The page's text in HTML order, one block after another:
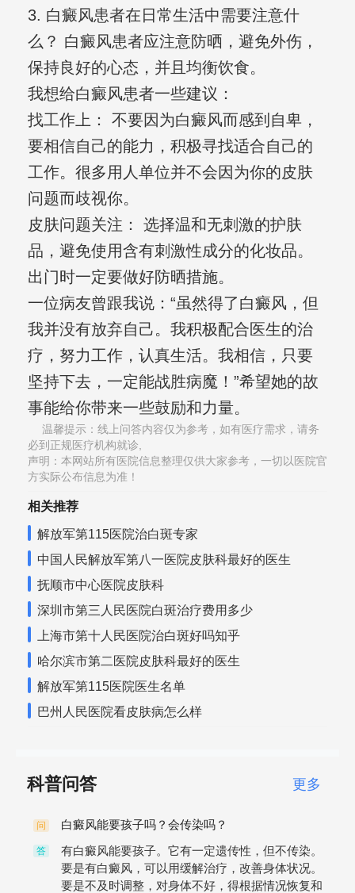
3. 白癜风患者在日常生活中需要注意什
么？ 白癜风患者应注意防晒，避免外伤，
保持良好的心态，并且均衡饮食。
我想给白癜风患者一些建议：
找工作上： 不要因为白癜风而感到自卑，
要相信自己的能力，积极寻找适合自己的
工作。很多用人单位并不会因为你的皮肤
问题而歧视你。
皮肤问题关注： 选择温和无刺激的护肤
品，避免使用含有刺激性成分的化妆品。
出门时一定要做好防晒措施。
一位病友曾跟我说：“虽然得了白癜风，但
我并没有放弃自己。我积极配合医生的治
疗，努力工作，认真生活。我相信，只要
坚持下去，一定能战胜病魔！”希望她的故
事能给你带来一些鼓励和力量。
温馨提示：线上问答内容仅为参考，如有医疗需求，请务
必到正规医疗机构就诊,
声明：本网站所有医院信息整理仅供大家参考，一切以医院官
方实际公布信息为准！
相关推荐
解放军第115医院治白斑专家
中国人民解放军第八一医院皮肤科最好的医生
抚顺市中心医院皮肤科
深圳市第三人民医院白斑治疗费用多少
上海市第十人民医院治白斑好吗知乎
哈尔滨市第二医院皮肤科最好的医生
解放军第115医院医生名单
巴州人民医院看皮肤病怎么样
科普问答 更多
问 白癜风能要孩子吗？会传染吗？
答
有白癜风能要孩子。它有一定遗传性，但不传染。
要是有白癜风，可以用缓解治疗，改善身体状况。
要是不及时调整，对身体不好，得根据情况恢复和